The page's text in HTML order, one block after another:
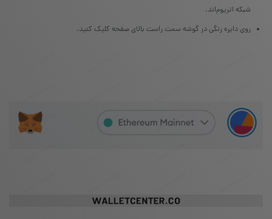
شبکه‌ اتریوم‌اند.
روی دایره‌ رنگی در گوشه‌ سمت راست بالای صفحه کلیک کنید.